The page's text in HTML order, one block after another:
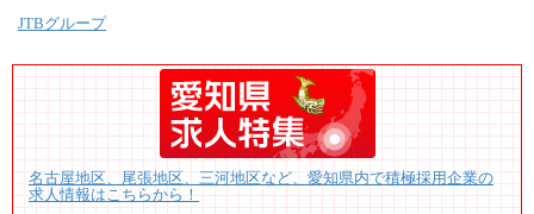
JTBグループ
名古屋地区、尾張地区、三河地区など、愛知県内で積極採用企業の
求人情報はこちらから！